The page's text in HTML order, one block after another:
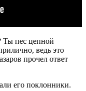
Ты пес цепной
ведь это
прочел ответ
его поклонники.